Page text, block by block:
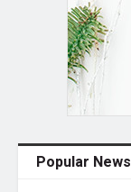
Popular News